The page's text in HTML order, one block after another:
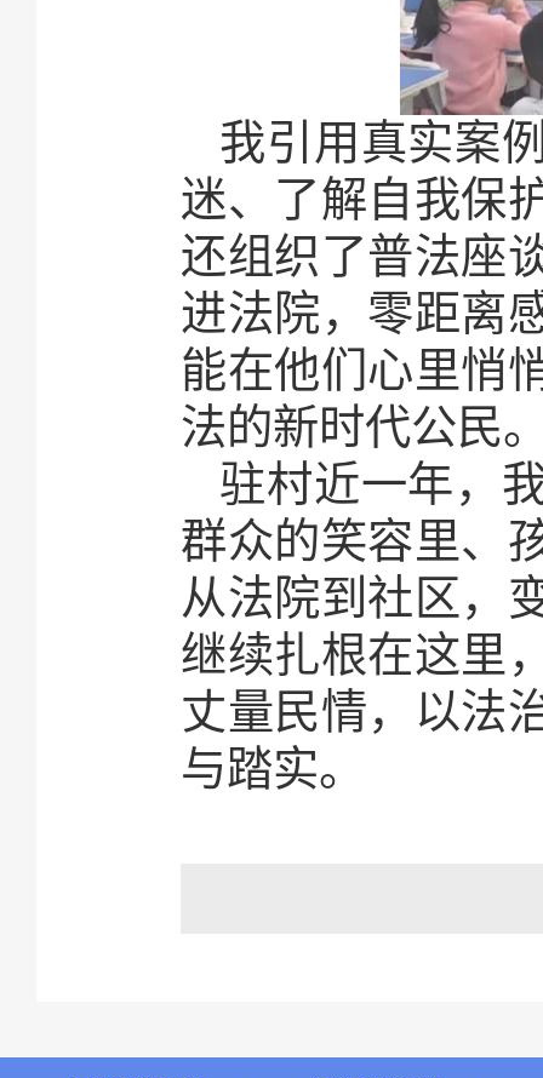
我引用真实案
迷、了解自我保
还组织了普法座
进法院，零距离
能在他们心里悄
法的新时代公民
驻村近一年，
群众的笑容里、
从法院到社区，
继续扎根在这里
丈量民情，以法
与踏实。